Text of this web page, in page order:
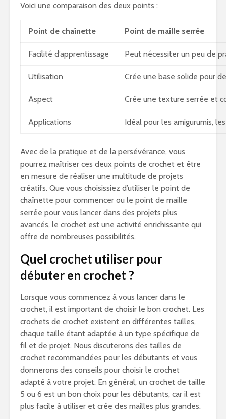
Voici une comparaison des deux points :
Point de chaînette Point de maille serrée
Facilité d’apprentissage Peut nécessiter un peu de
Utilisation Crée une base solide pour
Aspect Crée une texture serrée et
Applications Idéal pour les amigurumis,
Avec de la pratique et de la persévérance, vous
pourrez maîtriser ces deux points de crochet et être
en mesure de réaliser une multitude de projets
créatifs. Que vous choisissiez d’utiliser le point de
chaînette pour commencer ou le point de maille
serrée pour vous lancer dans des projets plus
avancés, le crochet est une activité enrichissante qui
offre de nombreuses possibilités.
Quel crochet utiliser pour
débuter en crochet ?
Lorsque vous commencez à vous lancer dans le
crochet, il est important de choisir le bon crochet. Les
crochets de crochet existent en différentes tailles,
chaque taille étant adaptée à un type spécifique de
fil et de projet. Nous discuterons des tailles de
crochet recommandées pour les débutants et vous
donnerons des conseils pour choisir le crochet
adapté à votre projet. En général, un crochet de taille
5 ou 6 est un bon choix pour les débutants, car il est
plus facile à utiliser et crée des mailles plus grandes.